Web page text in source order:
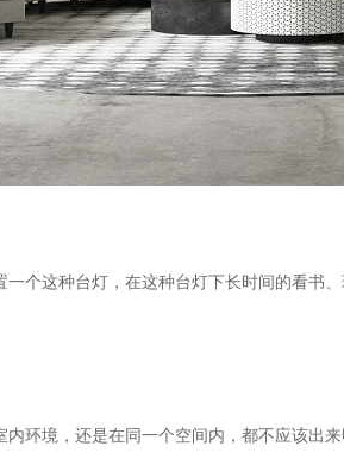
种台灯，在这种台灯下长时间的看书、玩电
环境，还是在同一个空间内，都不应该